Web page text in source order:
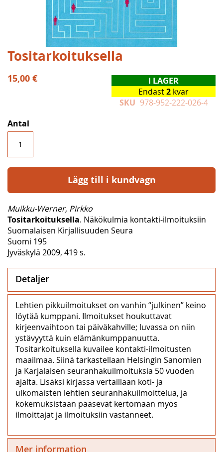
Hoppa
till
början
av
Tositarkoituksella
15,00 €
I LAGER
Endast2 kvar
SKU 978-952-222-026-4
Antal
Lägg till i kundvagn
Muikku-Werner, Pirkko
Tositarkoituksella. Näkökulmia kontakti-ilmoituksiin
Suomalaisen Kirjallisuuden Seura
Suomi 195
Jyväskylä 2009, 419 s.
Detaljer
Lehtien pikkuilmoitukset on vanhin “julkinen” keino
löytää kumppani. Ilmoitukset houkuttavat
kirjeenvaihtoon tai päiväkahville; luvassa on niin
ystävyyttä kuin elämänkumppanuutta.
Tositarkoituksella kuvailee kontakti-ilmoitusten
maailmaa. Siinä tarkastellaan Helsingin Sanomien
ja Karjalaisen seuranhakuilmoituksia 50 vuoden
ajalta. Lisäksi kirjassa vertaillaan koti- ja
ulkomaisten lehtien seuranhakuilmoittelua, ja
kokemuksistaan pääsevät kertomaan myös
ilmoittajat ja ilmoituksiin vastanneet.
Mer information